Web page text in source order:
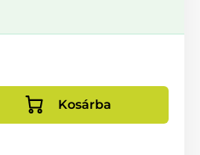
Kosárba